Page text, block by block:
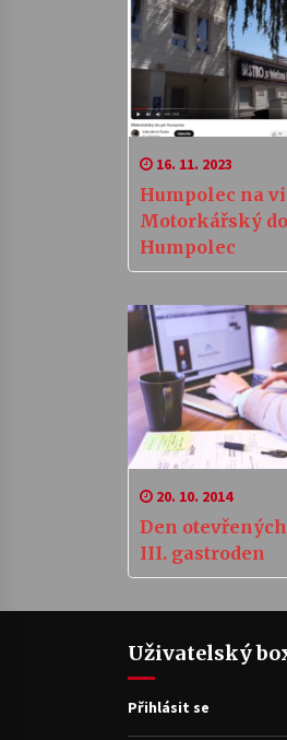
16. 11. 2023
Humpolec na
Motorkářský
Humpolec
20. 10. 2014
Den
III. gastroden
Uživatelský
Přihlásit se